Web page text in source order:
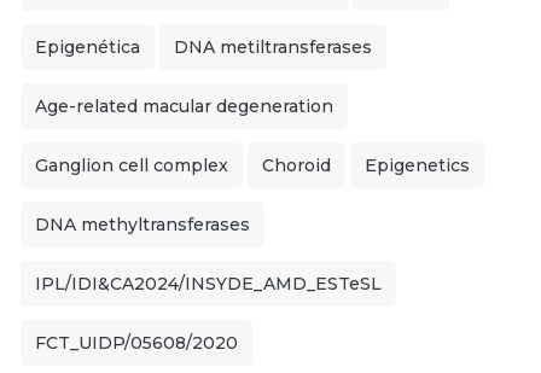
Epigenética DNA metiltransferases
Age-related macular degeneration
Ganglion cell complex Choroid Epigenetics
DNA methyltransferases
IPL/IDI&CA2024/INSYDE_AMD_ESTeSL
FCT_UIDP/05608/2020